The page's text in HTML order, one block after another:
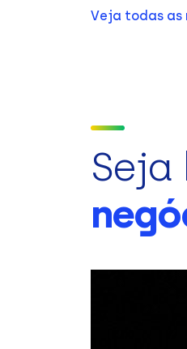
Veja todas as
Seja